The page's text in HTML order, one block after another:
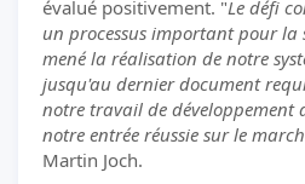
évalué positivement. "Le défi
un processus important pour la
mené la réalisation de notre
jusqu'au dernier document
notre travail de développement
notre entrée réussie sur le
Martin Joch.